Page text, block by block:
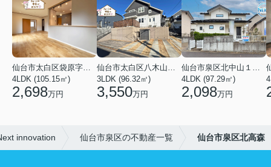
4LDK (105.15㎡)
2,698万円
3LDK (96.32㎡)
3,550万円
4LDK (97.29㎡)
2,098万円
innovation 仙台市泉区の不動産一覧 仙台市泉区北高森